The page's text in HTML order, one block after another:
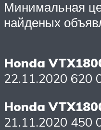
Минимальная
найденых
Honda
22.11.2020 620
Honda
21.11.2020 450